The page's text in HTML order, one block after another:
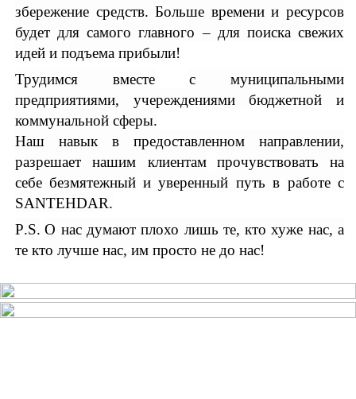
збережение средств. Больше времени и ресурсов
будет для самого главного – для поиска свежих
идей и подъема прибыли!
Трудимся вместе
с муниципальными
предприятиями, учереждениями бюджетной и
коммунальной сферы.
Наш навык в предоставленном направлении,
разрешает нашим клиентам
прочувствовать на
себе безмятежный и уверенный путь в работе с
SANTEHDAR.
P.S. О нас думают плохо лишь те, кто хуже нас, а
те кто лучше нас, им просто не до нас!